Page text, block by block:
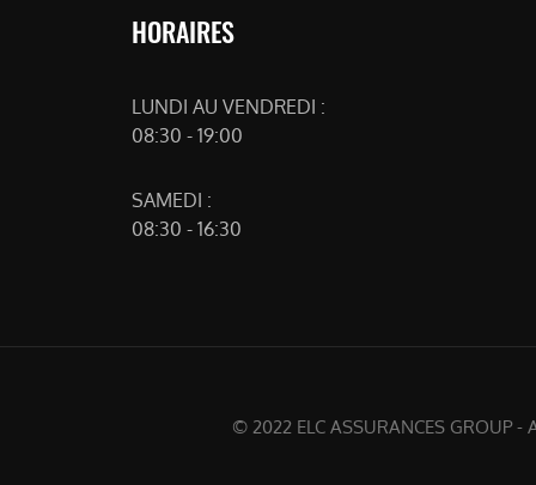
HORAIRES
LUNDI AU VENDREDI :
08:30 - 19:00
SAMEDI :
08:30 - 16:30
© 2022 ELC ASSURANCES GROUP